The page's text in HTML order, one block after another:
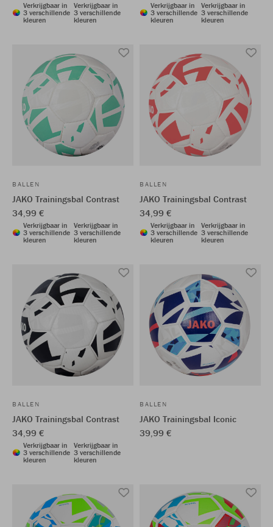
Verkrijgbaar in
3 verschillende
kleuren
Verkrijgbaar in
3 verschillende
kleuren
Verkrijgbaar in
3 verschillende
kleuren
Verkrijgbaar in
3 verschillende
kleuren
BALLEN
JAKO Trainingsbal Contrast
34,99 €
Verkrijgbaar in
3 verschillende
kleuren
Verkrijgbaar in
3 verschillende
kleuren
BALLEN
JAKO Trainingsbal Contrast
34,99 €
Verkrijgbaar in
3 verschillende
kleuren
Verkrijgbaar in
3 verschillende
kleuren
BALLEN
JAKO Trainingsbal Contrast
34,99 €
Verkrijgbaar in
3 verschillende
kleuren
Verkrijgbaar in
3 verschillende
kleuren
BALLEN
JAKO Trainingsbal Iconic
39,99 €